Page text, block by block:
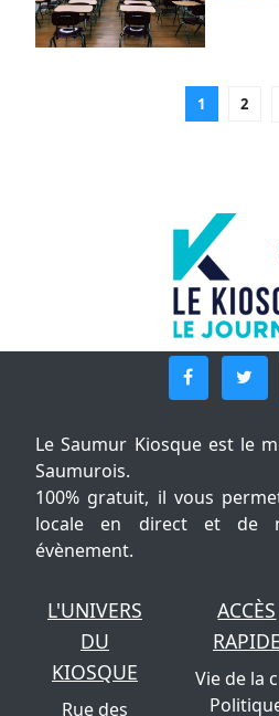
1 2
Le Saumur Kiosque est le
Saumurois.
100% gratuit, il vous
locale en direct et de
évènement.
L'UNIVERS
DU
KIOSQUE
Rue des
ACCÈS
RAPIDE
Vie de la